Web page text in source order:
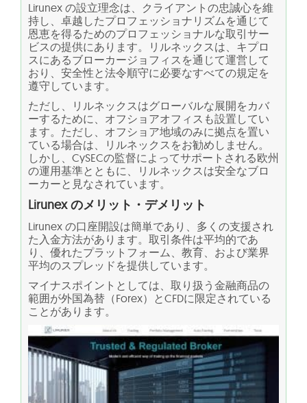
Lirunex の設立理念は、クライアントの忠誠心を維
持し、卓越したプロフェッショナリズムを通じて
恩恵を得るためのプロフェッショナルな取引サー
ビスの提供にあります。リルネックスは、キプロ
スにあるブローカージョフィスを通じて運営して
おり、安全性と法令順守に必要なすべての規定を
遵守しています。
ただし、リルネックスはグローバルな展開をカバ
ーするために、オフショアオフィスも設置してい
ます。ただし、オフショア地域のみに拠点を置い
ている場合は、リルネックスをお勧めしません。
しかし、CySECの監督によってサポートされる欧州
の運用基準とともに、リルネックスは安全なブロ
ーカーと見なされています。
Lirunex のメリット・デメリット
Lirunex の口座開設は簡単であり、多くの支援され
た入金方法があります。取引条件は平均的であ
り、優れたプラットフォーム、教育、および業界
平均のスプレッドを提供しています。
マイナスポイントとしては、取り扱う金融商品の
範囲が外国為替（Forex）とCFDに限定されている
ことがあります。